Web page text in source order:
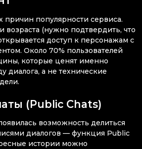
причин популярности сервиса.
(нужно подтвердить, что
доступ к персонажам с
Около 70% пользователей
которые ценят именно
диалога, а не технические
(Public Chats)
возможность делиться
диалогов — функция Public
истории можно